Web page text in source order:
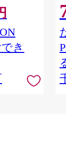
お米 ブ
めつく
き